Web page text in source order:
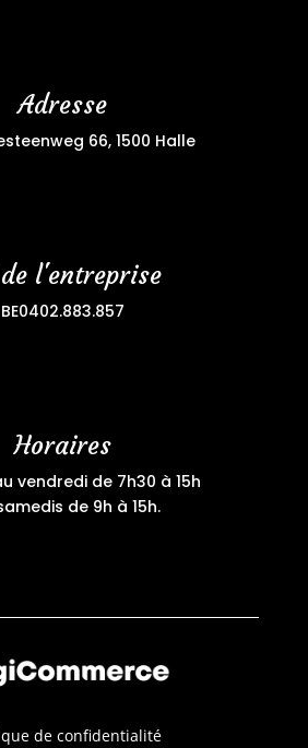
Adresse
66, 1500 Halle
l'entreprise
BE0402.883.857
Horaires
vendredi de 7h30 à 15h
de 9h à 15h.
de confidentialité